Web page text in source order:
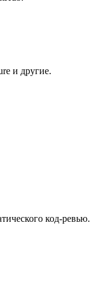
и другие.
код-ревью.